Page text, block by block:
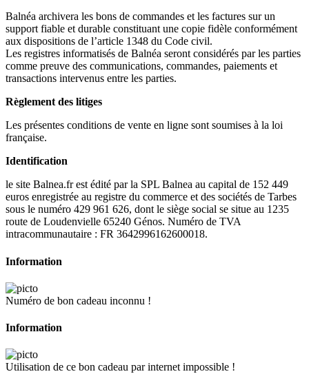
Balnéa archivera les bons de commandes et les factures sur un
support fiable et durable constituant une copie fidèle conformément
aux dispositions de l’article 1348 du Code civil.
Les registres informatisés de Balnéa seront considérés par les parties
comme preuve des communications, commandes, paiements et
transactions intervenus entre les parties.
Règlement des litiges
Les présentes conditions de vente en ligne sont soumises à la loi
française.
Identification
le site Balnea.fr est édité par la SPL Balnea au capital de 152 449
euros enregistrée au registre du commerce et des sociétés de Tarbes
sous le numéro 429 961 626, dont le siège social se situe au 1235
route de Loudenvielle 65240 Génos. Numéro de TVA
intracommunautaire : FR 3642996162600018.
Information
Numéro de bon cadeau inconnu !
Information
Utilisation de ce bon cadeau par internet impossible !